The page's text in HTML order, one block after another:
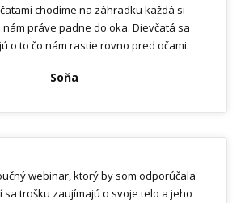
chodíme na záhradku každá si
práve padne do oka. Dievčatá sa
o to čo nám rastie rovno pred očami.
Soňa
webinar, ktorý by som odporúčala
sa trošku zaujímajú o svoje telo a jeho